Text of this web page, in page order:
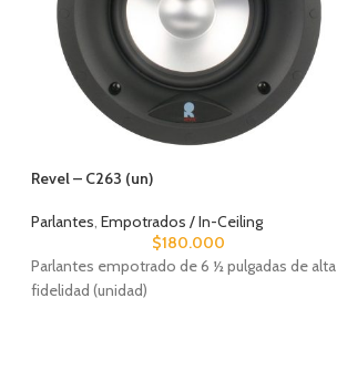
Revel – C263 (un)
Parlantes, Empotrados / In-Ceiling
$180.000
Parlantes empotrado de 6 ½ pulgadas de alta
fidelidad (unidad)